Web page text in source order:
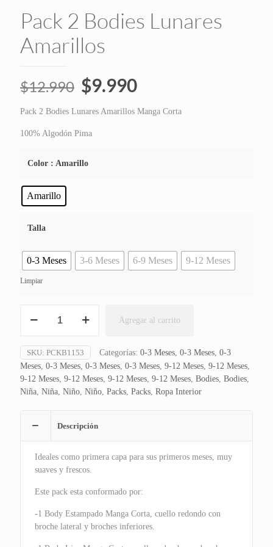
Pack 2 Bodies Lunares
Amarillos
$12.990 El
precio
original
era:
$12.990.
$9.990El
precio
actual
Pack 2 Bodies Lunares Amarillos Manga Corta
100% Algodón Pima
Color : Amarillo
Amarillo
Talla
0-3 Meses 3-6 Meses 6-9 Meses 9-12 Meses
Limpiar
Lunares
Amarillos
cantidad
Agregar al carrito
SKU: PCKB1153 Categorías: 0-3 Meses 0-3 Meses 0-3
Meses 0-3 Meses 0-3 Meses 0-3 Meses 9-12 Meses 9-12 Meses
9-12 Meses 9-12 Meses 9-12 Meses 9-12 Meses Bodies Bodies
Niña Niña Niño Niño Packs Packs Ropa Interior
Descripción
Ideales como primera capa para sus primeros meses, muy
suaves y frescos.
Este pack esta conformado por:
-1 Body Estampado Manga Corta, cuello redondo con
broche lateral y broches inferiores.